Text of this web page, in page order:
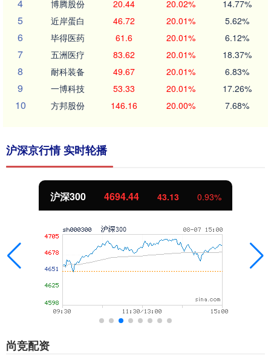
4 博腾股份 20.44 20.02% 14.77%
5 近岸蛋白 46.72 20.01% 5.62%
6 毕得医药 61.6 20.01% 6.12%
7 五洲医疗 83.62 20.01% 18.37%
8 耐科装备 49.67 20.01% 6.83%
9 一博科技 53.33 20.01% 17.26%
10 方邦股份 146.16 20.00% 7.68%
沪深京行情 实时轮播
沪深300 4694.44 43.13 0.93%
尚竞配资